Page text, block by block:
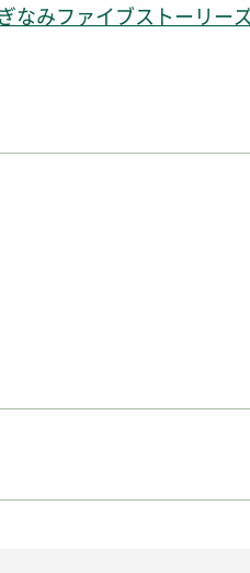
みファイブストーリーズ